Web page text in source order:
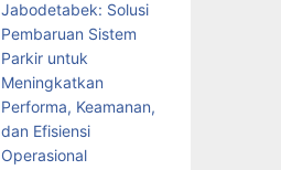
Jabodetabek: Solusi
Pembaruan Sistem
Parkir untuk
Meningkatkan
Performa, Keamanan,
dan Efisiensi
Operasional